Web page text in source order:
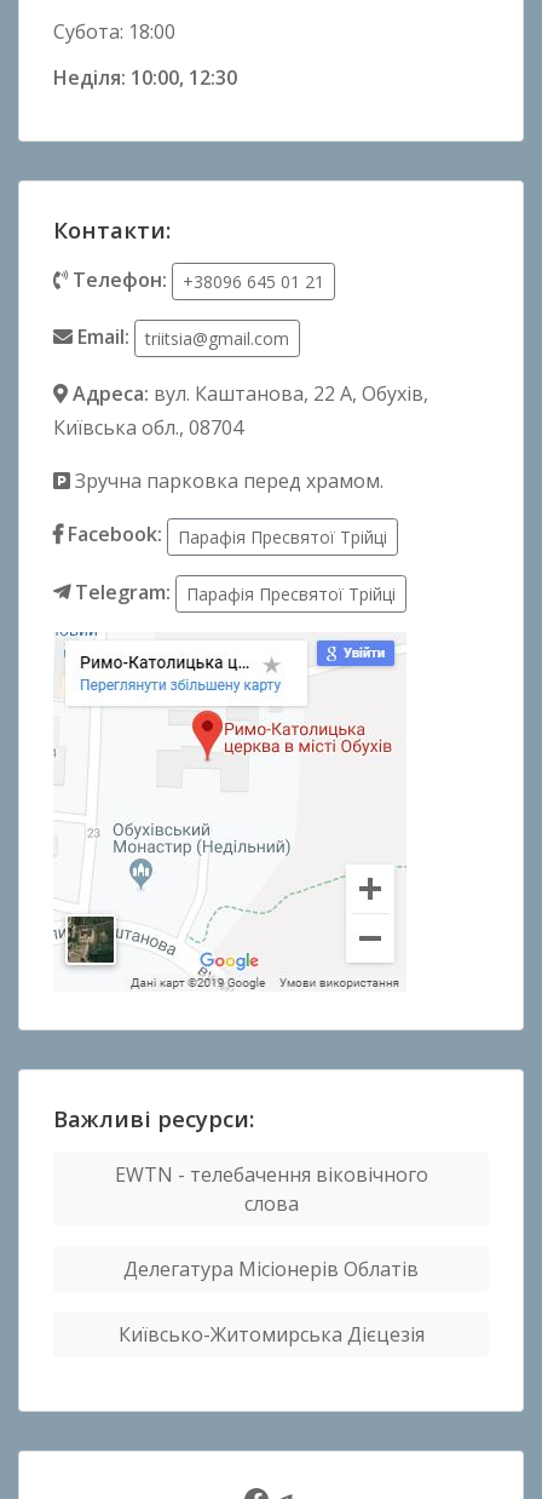
Субота: 18:00
Неділя: 10:00, 12:30
Контакти:
Телефон: +38096 645 01 21
Email: triitsia@gmail.com
Адреса: вул. Каштанова, 22 А, Обухів,
Київська обл., 08704
Зручна парковка перед храмом.
Facebook:
Парафія Пресвятої Трійці
Telegram: Парафія Пресвятої Трійці
Важливі ресурси:
EWTN - телебачення віковічного
слова
Делегатура Місіонерів Облатів
Київсько-Житомирська Дієцезія